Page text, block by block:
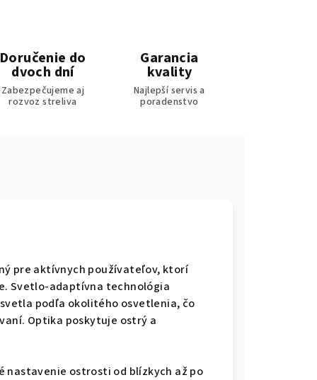
Doručenie do
dvoch dní
Zabezpečujeme aj
rozvoz streliva
Garancia
kvality
Najlepší servis a
poradenstvo
pre aktívnych používateľov, ktorí
Svetlo‑adaptívna technológia
podľa okolitého osvetlenia, čo
Optika poskytuje ostrý a
nastavenie ostrosti od blízkych až po